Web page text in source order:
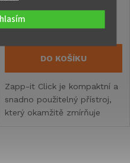
157 Kč
Skladem na centrálním
skladě>5 ks
DO KOŠÍKU
Zapp-it Click je kompaktní a
snadno použitelný přístroj,
který okamžitě zmírňuje